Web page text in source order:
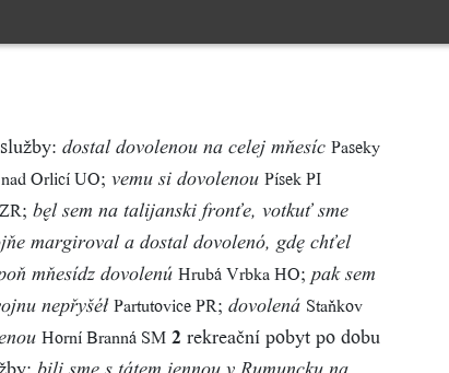
dostal dovolenou na celej mňesíc Paseky
Orlicí UO; vemu si dovolenou Písek PI
; bl sem na talijanski fronťe, votkuť sme
margiroval a dostal dovolenó, gd chťel
mňesídz dovolenú Hrubá Vrbka HO; pak sem
nepřyšéł Partutovice PR; dovolená Staňkov
Horní Branná SM 2 rekreační pobyt po dobu